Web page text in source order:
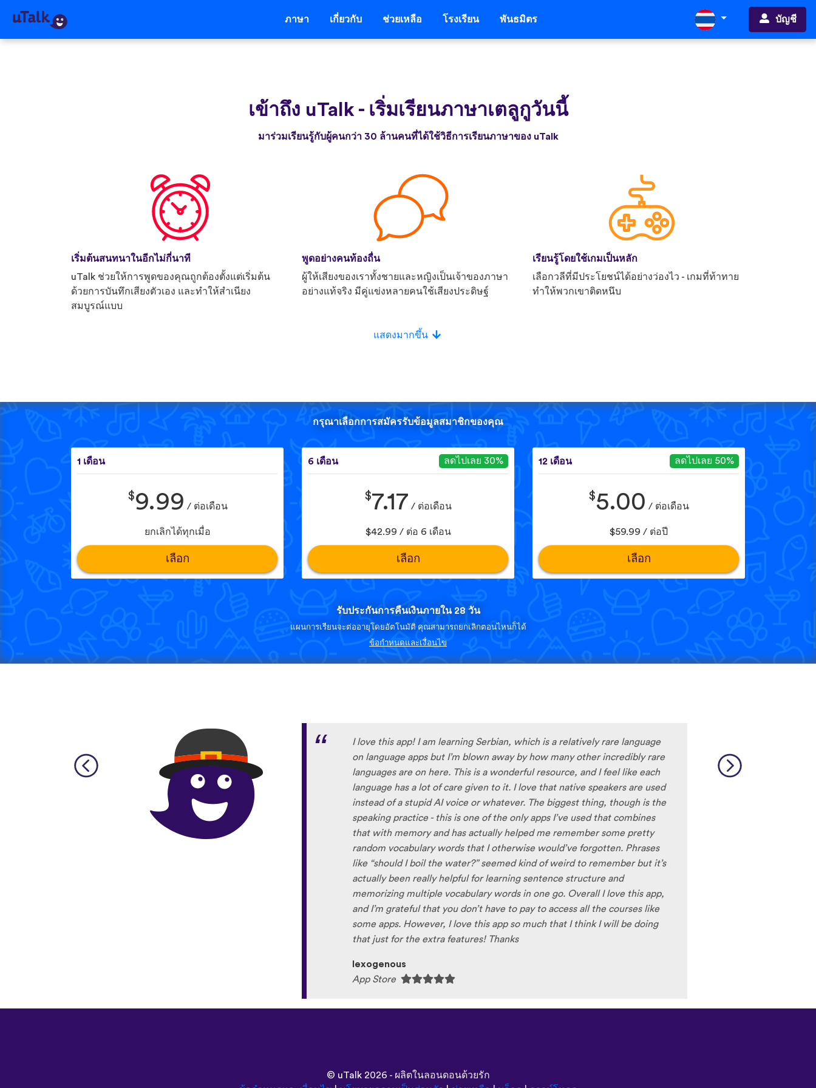
ภาษา เกี่ยวกับ ช่วยเหลือ โรงเรียน พันธมิตร บัญชี
เข้าถึง uTalk - เริ่มเรียนภาษาเตลูกูวันนี้
มาร่วมเรียนรู้กับผู้คนกว่า 30 ล้านคนที่ได้ใช้วิธีการเรียนภาษาของ uTalk
เริ่มต้นสนทนาในอีกไม่กี่นาที
uTalk ช่วยให้การพูดของคุณถูกต้องตั้งแต่เริ่มต้น
ด้วยการบันทึกเสียงตัวเอง และทำให้สำเนียง
สมบูรณ์แบบ
พูดอย่างคนท้องถื่น
ผู้ให้เสียงของเราทั้งชายและหญิงเป็นเจ้าของภาษา
อย่างแท้จริง มีคู่แข่งหลายคนใช้เสียงประดิษฐ์
เรียนรู้โดยใช้เกมเป็นหลัก
เลือกวลีที่มีประโยชน์ได้อย่างว่องไว - เกมที่ท้าทาย
ทำให้พวกเขาติดหนึบ
แสดงมากขึ้น
กรุณาเลือกการสมัครรับข้อมูลสมาชิกของคุณ
1 เดือน
$9.99 / ต่อเดือน
ยกเลิกได้ทุกเมื่อ
เลือก
6 เดือน ลดไปเลย 30%
$7.17 / ต่อเดือน
$42.99 / ต่อ 6 เดือน
เลือก
12 เดือน ลดไปเลย 50%
$5.00 / ต่อเดือน
$59.99 / ต่อปี
เลือก
รับประกันการคืนเงินภายใน 28 วัน
แผนการเรียนจะต่ออายุโดยอัตโนมัติ คุณสามารถยกเลิกตอนไหนก็ได้
ข้อกำหนดและเงื่อนไข
I love this app! I am learning Serbian, which is a relatively rare language
on language apps but I’m blown away by how many other incredibly rare
languages are on here. This is a wonderful resource, and I feel like each
language has a lot of care given to it. I love that native speakers are used
instead of a stupid AI voice or whatever. The biggest thing, though is the
speaking practice - this is one of the only apps I’ve used that combines
that with memory and has actually helped me remember some pretty
random vocabulary words that I otherwise would’ve forgotten. Phrases
like “should I boil the water?” seemed kind of weird to remember but it’s
actually been really helpful for learning sentence structure and
memorizing multiple vocabulary words in one go. Overall I love this app,
and I’m grateful that you don’t have to pay to access all the courses like
some apps. However, I love this app so much that I think I will be doing
that just for the extra features! Thanks
lexogenous
App Store
© uTalk2026 - ผลิตในลอนดอนด้วยรัก